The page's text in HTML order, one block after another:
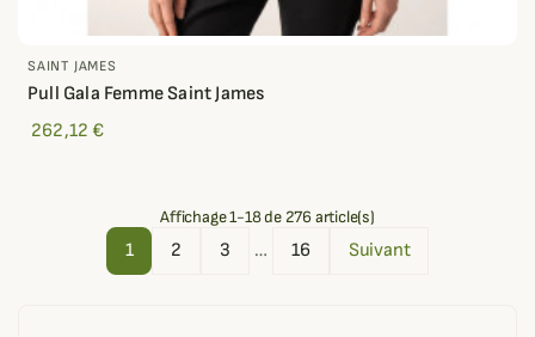
SAINT JAMES
Pull Gala Femme Saint James
262,12 €
Affichage 1-18 de 276 article(s)
1 2 3 … 16 Suivant